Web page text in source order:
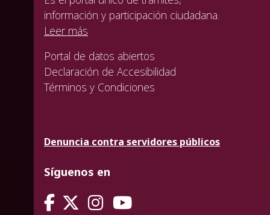
información y participación ciudadana.
Leer más
Portal de datos abiertos
Declaración de Accesibilidad
Términos y Condiciones
Denuncia contra servidores públicos
Síguenos en